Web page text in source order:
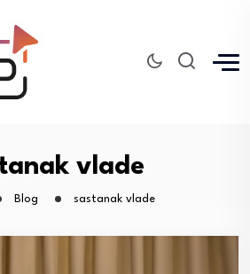
vlade
Blog sastanak vlade